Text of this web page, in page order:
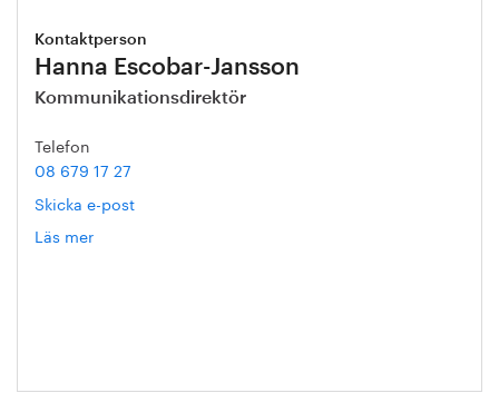
Kontaktperson
Hanna Escobar-Jansson
Kommunikationsdirektör
Telefon
08 679 17 27
Skicka e-post
Läs mer